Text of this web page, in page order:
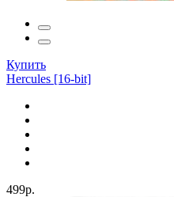
Купить
Hercules [16-bit]
499р.